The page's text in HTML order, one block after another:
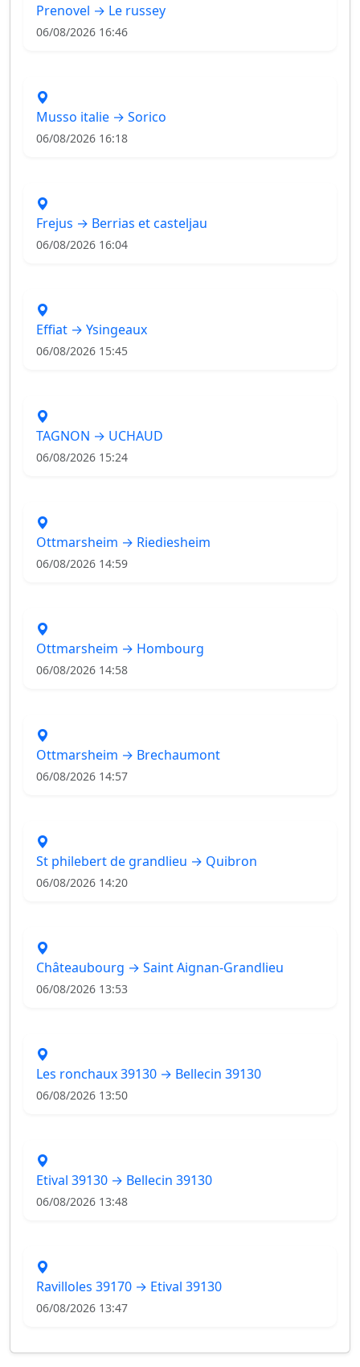
Prenovel → Le russey
06/08/2026 16:46
Musso italie → Sorico
06/08/2026 16:18
Frejus → Berrias et casteljau
06/08/2026 16:04
Effiat → Ysingeaux
06/08/2026 15:45
TAGNON → UCHAUD
06/08/2026 15:24
Ottmarsheim → Riediesheim
06/08/2026 14:59
Ottmarsheim → Hombourg
06/08/2026 14:58
Ottmarsheim → Brechaumont
06/08/2026 14:57
St philebert de grandlieu → Quibron
06/08/2026 14:20
Châteaubourg → Saint Aignan-Grandlieu
06/08/2026 13:53
Les ronchaux 39130 → Bellecin 39130
06/08/2026 13:50
Etival 39130 → Bellecin 39130
06/08/2026 13:48
Ravilloles 39170 → Etival 39130
06/08/2026 13:47